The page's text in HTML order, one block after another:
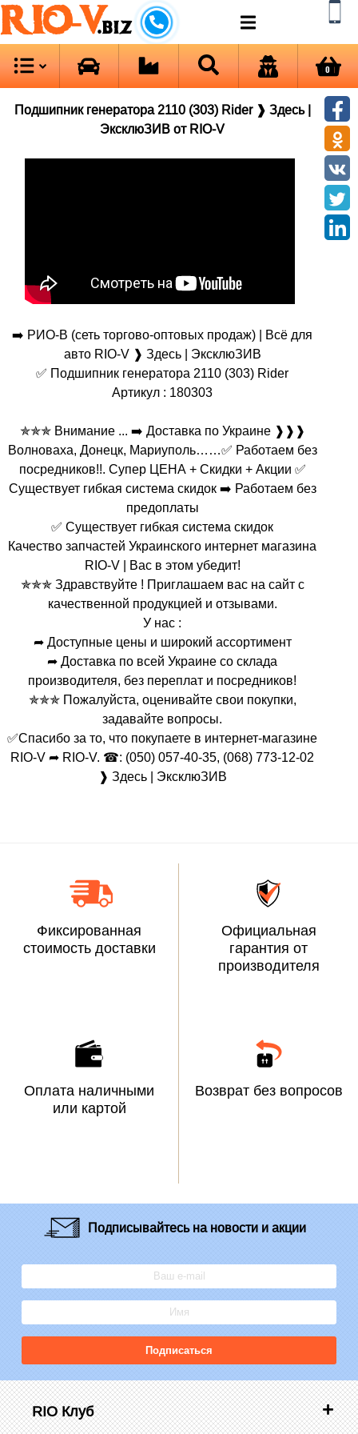
RIO-V.biz
0
Подшипник генератора 2110 (303) Rider ❱ Здесь |
ЭксклюЗИВ от RIO-V
➡️ РИО-В (сеть торгово-оптовых продаж) | Всё для
авто RIO-V ❱ Здесь | ЭксклюЗИВ
✅ Подшипник генератора 2110 (303) Rider
Артикул : 180303
✯✯✯ Внимание ... ➡️ Доставка по Украине ❱❱❱
Волноваха, Донецк, Мариуполь……✅ Работаем без
посредников!!. Супер ЦЕНА + Скидки + Акции ✅
Существует гибкая система скидок ➡️ Работаем без
предоплаты
✅ Существует гибкая система скидок
Качество запчастей Украинского интернет магазина
RIO-V | Вас в этом убедит!
✯✯✯ Здравствуйте ! Приглашаем вас на сайт с
качественной продукцией и отзывами.
У нас :
➦ Доступные цены и широкий ассортимент
➦ Доставка по всей Украине со склада
производителя, без переплат и посредников!
✯✯✯ Пожалуйста, оценивайте свои покупки,
задавайте вопросы.
✅Спасибо за то, что покупаете в интернет-магазине
RIO-V ➦ RIO-V. ☎: (050) 057-40-35, (068) 773-12-02
❱ Здесь | ЭксклюЗИВ
Фиксированная
стоимость доставки
Официальная
гарантия от
производителя
Оплата наличными
или картой
Возврат без вопросов
Подписывайтесьна новости и акции
Подписаться
RIO Клуб